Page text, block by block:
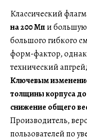
Классический
на 200 Мпи большую
большого гибкого
форм-фактор,
технический
Ключевым
толщины корпуса
снижение общего
Производитель,
пользователей по